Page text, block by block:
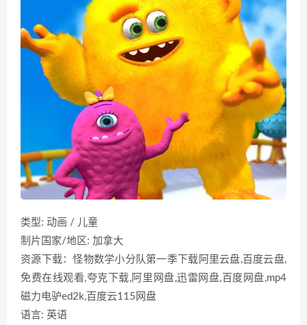
类型: 动画 / 儿童
制片国家/地区: 加拿大
资源下载：怪物数学小分队第一季下载阿里云盘,百度云盘,
免费在线观看,夸克下载,阿里网盘,迅雷网盘,百度网盘,mp4
磁力电驴ed2k,百度云115网盘
语言: 英语